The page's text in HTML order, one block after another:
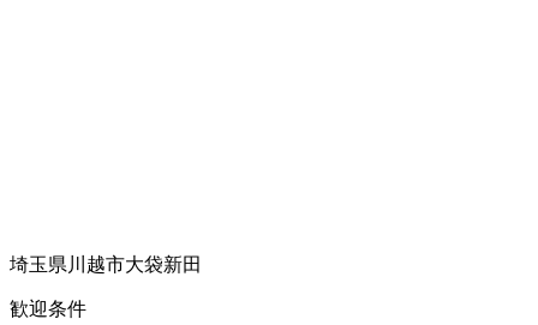
埼玉県川越市大袋新田
歓迎条件